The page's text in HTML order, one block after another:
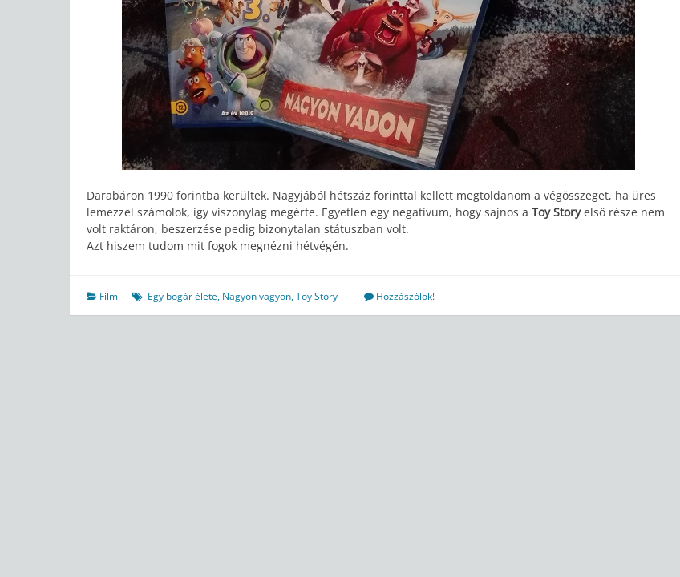
Darabáron 1990 forintba kerültek. Nagyjából hétszáz forinttal kellett megtoldanom a végösszeget, ha üres
lemezzel számolok, így viszonylag megérte. Egyetlen egy negatívum, hogy sajnos a Toy Storyelső része nem
volt raktáron, beszerzése pedig bizonytalan státuszban volt.
Azt hiszem tudom mit fogok megnézni hétvégén.
Film Egy bogár élete, Nagyon vagyon,Toy Story Hozzászólok!